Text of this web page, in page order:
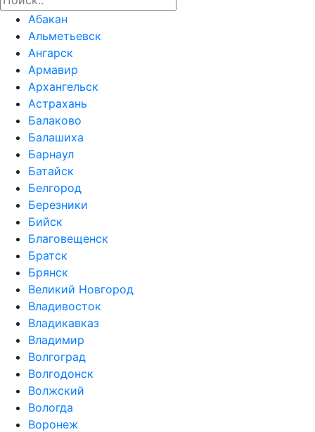
Абакан
Альметьевск
Ангарск
Армавир
Архангельск
Астрахань
Балаково
Балашиха
Барнаул
Батайск
Белгород
Березники
Бийск
Благовещенск
Братск
Брянск
Великий Новгород
Владивосток
Владикавказ
Владимир
Волгоград
Волгодонск
Волжский
Вологда
Воронеж